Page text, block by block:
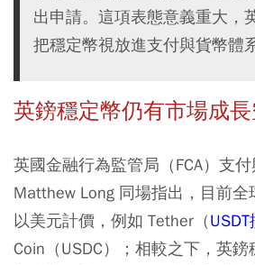
出申請。這項表態意義重大，
把穩定幣視放進支付與貨幣體
英鎊穩定幣仍有市場成
英國金融行為監管局（FCA）支
Matthew Long 同場指出，目前全
以美元計價，例如 Tether（
Coin（USDC）；相較之下，英